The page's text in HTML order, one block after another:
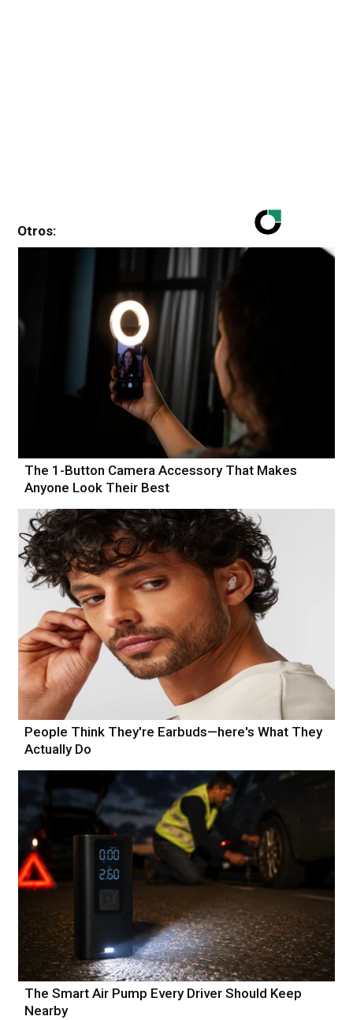
Otros:
The 1-Button Camera Accessory That Makes
Anyone Look Their Best
People Think They're Earbuds—here's What They
Actually Do
The Smart Air Pump Every Driver Should Keep
Nearby